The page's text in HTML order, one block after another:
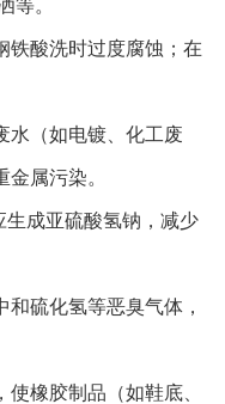
等。
铁酸洗时过度腐蚀；在
水（如电镀、化工废
属污染。
生成亚硫酸氢钠，减少
硫化氢等恶臭气体，
橡胶制品（如鞋底、